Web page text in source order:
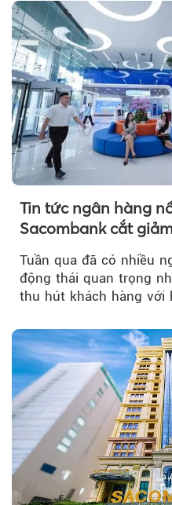
Tin tức ngân hàng
Sacombank cắt
Tuần qua đã có nhiều
động thái quan trọng
thu hút khách hàng với